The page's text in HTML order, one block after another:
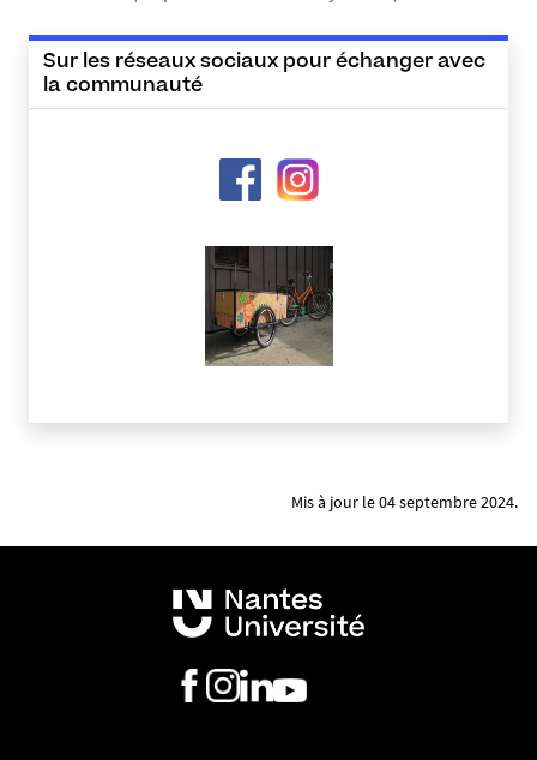
Sur les réseaux sociaux pour échanger avec
la communauté
Mis à jour le 04 septembre 2024.